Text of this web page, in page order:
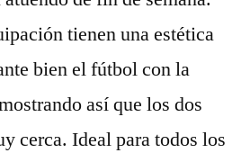
tienen una estética
bien el fútbol con la
así que los dos
cerca. Ideal para todos los